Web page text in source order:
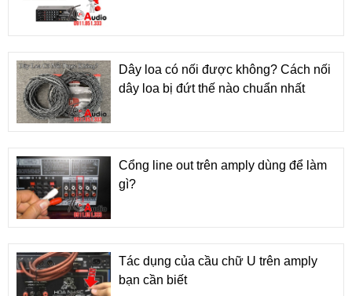
Dây loa có nối được không? Cách nối
dây loa bị đứt thế nào chuẩn nhất
Cổng line out trên amply dùng để làm
gì?
Tác dụng của cầu chữ U trên amply
bạn cần biết